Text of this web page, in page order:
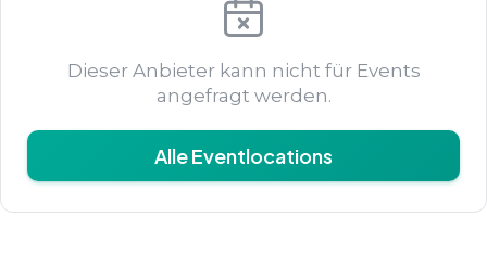
Dieser Anbieter kann nicht für Events
angefragt werden.
Alle Eventlocations